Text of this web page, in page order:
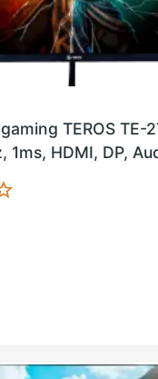
TEROS TE-
1ms, HDMI, DP,